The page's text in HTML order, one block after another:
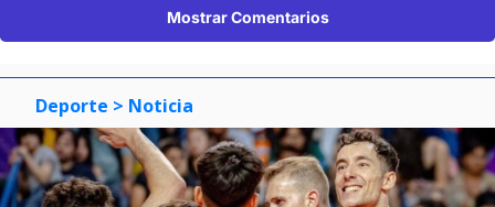
Mostrar Comentarios
Deporte > Noticia